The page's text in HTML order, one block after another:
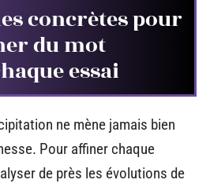
concrètes pour
du mot
essai
ne mène jamais bien
Pour affiner chaque
de près les évolutions de